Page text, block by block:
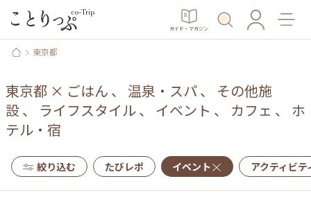
ガイド・マガジン
東京都
東京都 × ごはん 、 温泉・スパ、 その他施
設、 ライフスタイル、 イベント 、 カフェ 、 ホ
テル・宿
絞り込む たびレポ イベント アクティビテ